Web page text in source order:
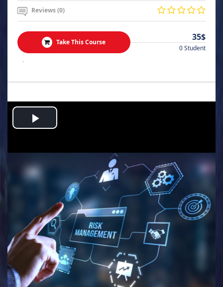
Reviews (0)
Take This Course 35$
0 Student
.
Play
Video